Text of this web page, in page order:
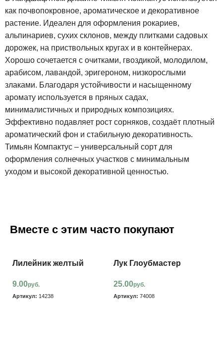
как почвопокровное, ароматическое и декоративное
растение. Идеален для оформления рокариев,
альпинариев, сухих склонов, между плитками садовых
дорожек, на приствольных кругах и в контейнерах.
Хорошо сочетается с очитками, гвоздикой, молодилом,
арабисом, лавандой, эригероном, низкорослыми
злаками. Благодаря устойчивости и насыщенному
аромату используется в пряных садах,
минималистичных и природных композициях.
Эффективно подавляет рост сорняков, создаёт плотный
ароматический фон и стабильную декоративность.
Тимьян Компактус – универсальный сорт для
оформления солнечных участков с минимальным
уходом и высокой декоративной ценностью.
Вместе с этим часто покупают
Лилейник желтый
9.00руб.
Артикул: 14238
Лук Глоубмастер
25.00руб.
Артикул: 74008